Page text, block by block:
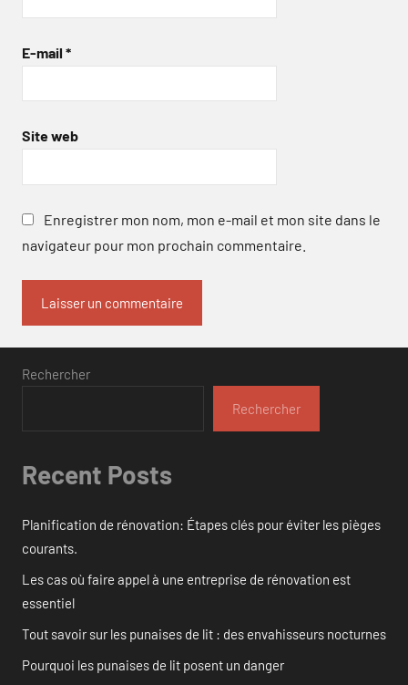
E-mail *
Site web
Enregistrer mon nom, mon e-mail et mon site dans le
navigateur pour mon prochain commentaire.
Rechercher
Rechercher
Recent Posts
Planification de rénovation: Étapes clés pour éviter les pièges
courants.
Les cas où faire appel à une entreprise de rénovation est
essentiel
Tout savoir sur les punaises de lit : des envahisseurs nocturnes
Pourquoi les punaises de lit posent un danger